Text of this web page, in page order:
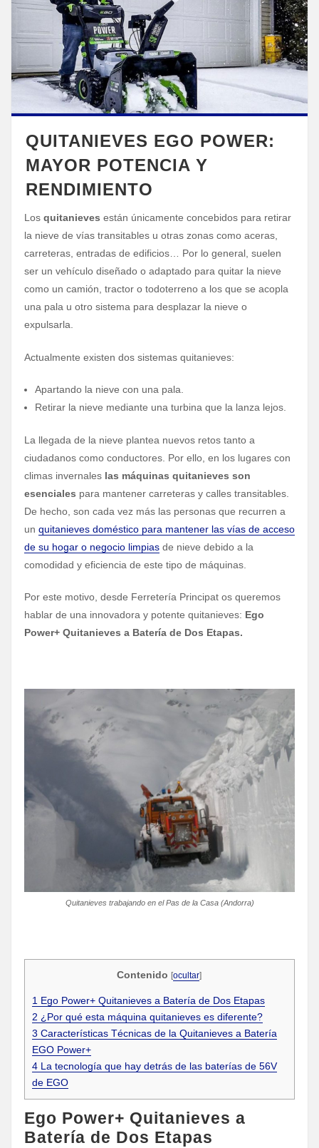
QUITANIEVES EGO POWER:
MAYOR POTENCIA Y
RENDIMIENTO
Los quitanieves están únicamente concebidos para retirar
la nieve de vías transitables u otras zonas como aceras,
carreteras, entradas de edificios… Por lo general, suelen
ser un vehículo diseñado o adaptado para quitar la nieve
como un camión, tractor o todoterreno a los que se acopla
una pala u otro sistema para desplazar la nieve o
expulsarla.
Actualmente existen dos sistemas quitanieves:
Apartando la nieve con una pala.
Retirar la nieve mediante una turbina que la lanza lejos.
La llegada de la nieve plantea nuevos retos tanto a
ciudadanos como conductores. Por ello, en los lugares con
climas invernales las máquinas quitanieves son
esenciales para mantener carreteras y calles transitables.
De hecho, son cada vez más las personas que recurren a
un quitanieves doméstico para mantener las vías de acceso
de su hogar o negocio limpiasde nieve debido a la
comodidad y eficiencia de este tipo de máquinas.
Por este motivo, desde Ferretería Principat os queremos
hablar de una innovadora y potente quitanieves: Ego
Power+ Quitanieves a Batería de Dos Etapas.
Quitanieves trabajando en el Pas de la Casa (Andorra)
Contenido [ocultar]
1Ego Power+ Quitanieves a Batería de Dos Etapas
2 ¿Por qué esta máquina quitanieves es diferente?
3 Características Técnicas de la Quitanieves a Batería
EGO Power+
4La tecnología que hay detrás de las baterías de 56V
de EGO
Ego Power+ Quitanieves a
Batería de Dos Etapas